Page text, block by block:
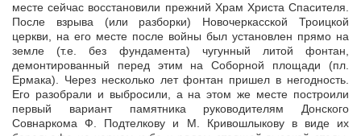
месте сейчас восстановили прежний Храм Христа Спасителя.
После взрыва (или разборки) Новочеркасской Троицкой
церкви, на его месте после войны был установлен прямо на
земле (т.е. без фундамента) чугунный литой фонтан,
демонтированный перед этим на Соборной площади (пл.
Ермака). Через несколько лет фонтан пришел в негодность.
Его разобрали и выбросили, а на этом же месте построили
первый вариант памятника руководителям Донского
Совнаркома Ф. Подтелкову и М. Кривошлыкову в виде их